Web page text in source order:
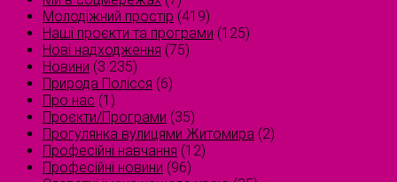
Молодіжний простір (419)
Наші проєкти та програми (125)
Нові надходження (75)
Новини (3 235)
Природа Полісся (6)
Про нас (1)
Проєкти/Програми (35)
Прогулянка вулицями Житомира (2)
Професійні навчання (12)
Професійні новини (96)